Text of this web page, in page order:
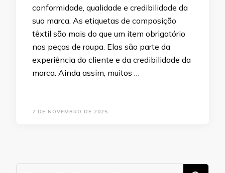
conformidade, qualidade e credibilidade da
sua marca. As etiquetas de composição
têxtil são mais do que um item obrigatório
nas peças de roupa. Elas são parte da
experiência do cliente e da credibilidade da
marca. Ainda assim, muitos …
7 DE NOVEMBRO DE 2025
Procurando